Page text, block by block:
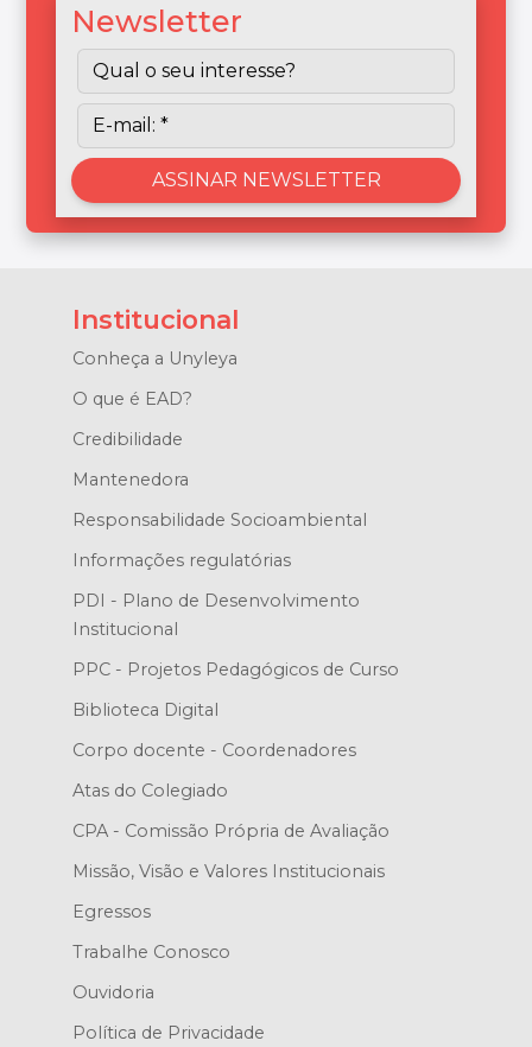
Newsletter
Institucional
Conheça a Unyleya
O que é EAD?
Credibilidade
Mantenedora
Responsabilidade Socioambiental
Informações regulatórias
PDI - Plano de Desenvolvimento
Institucional
PPC - Projetos Pedagógicos de Curso
Biblioteca Digital
Corpo docente - Coordenadores
Atas do Colegiado
CPA - Comissão Própria de Avaliação
Missão, Visão e Valores Institucionais
Egressos
Trabalhe Conosco
Ouvidoria
Política de Privacidade